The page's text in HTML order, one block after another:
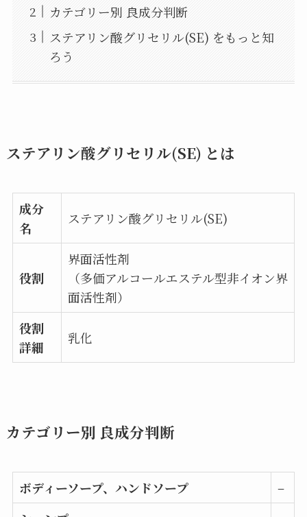
カテゴリー別 良成分判断
ステアリン酸グリセリル(SE) をもっと知
ろう
ステアリン酸グリセリル(SE) とは
成分
名
ステアリン酸グリセリル(SE)
役割
界面活性剤
（多価アルコールエステル型非イオン界
面活性剤）
役割
詳細
乳化
カテゴリー別 良成分判断
ボディーソープ、ハンドソープ
–